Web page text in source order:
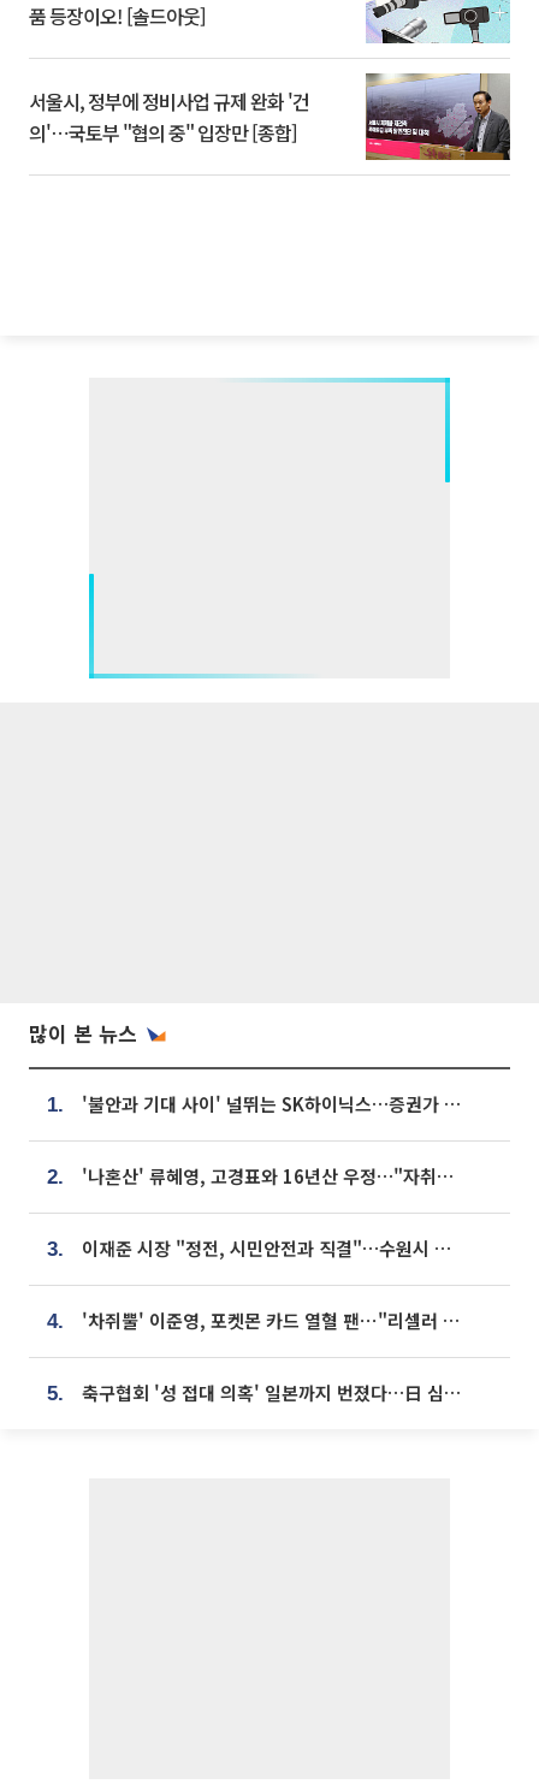
품 등장이오! [솔드아웃]
서울시, 정부에 정비사업 규제 완화 '건
의'⋯국토부 "협의 중" 입장만 [종합]
많이 본 뉴스
1. '불안과 기대 사이' 널뛰는 SK하이닉스…증권가 "HBM4·LTA 기반 펀터멘털 견고"
2. '나혼산' 류혜영, 고경표와 16년산 우정…"자취방서 부모님과 마주쳐"
3. 이재준 시장 "정전, 시민안전과 직결"…수원시 비상대응체계 가동
4. '차쥐뿔' 이준영, 포켓몬 카드 열혈 팬⋯"리셀러 처단할 것"
5. 축구협회 '성 접대 의혹' 일본까지 번졌다…日 심판 실명 공개